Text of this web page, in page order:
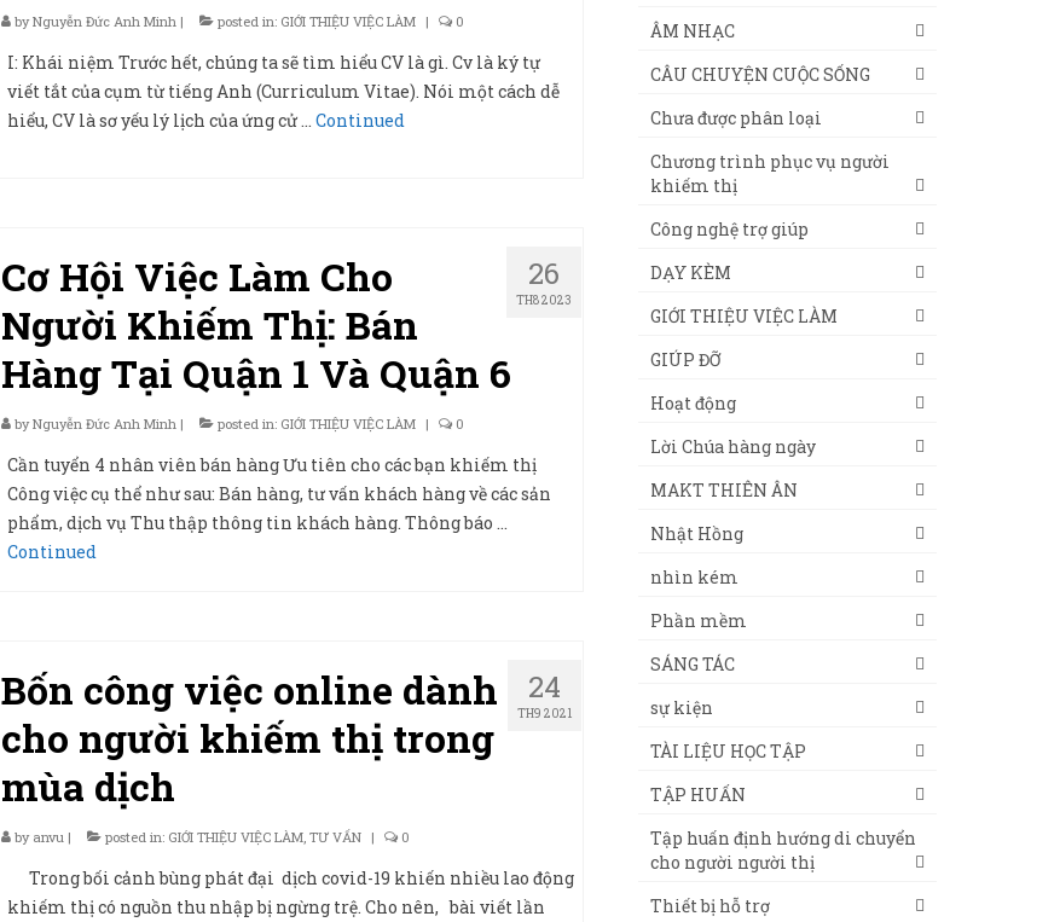
byNguyễn Đức Anh Minh | posted in: GIỚI THIỆU VIỆC LÀM | 0
I: Khái niệm Trước hết, chúng ta sẽ tìm hiểu CV là gì. Cv là ký tự
viết tắt của cụm từ tiếng Anh (Curriculum Vitae). Nói một cách dễ
hiểu, CV là sơ yếu lý lịch của ứng cử … Continued
26
TH8 2023
Cơ Hội Việc Làm Cho
Người Khiếm Thị: Bán
Hàng Tại Quận 1 Và Quận 6
byNguyễn Đức Anh Minh | posted in: GIỚI THIỆU VIỆC LÀM | 0
Cần tuyển 4 nhân viên bán hàng Ưu tiên cho các bạn khiếm thị
Công việc cụ thể như sau: Bán hàng, tư vấn khách hàng về các sản
phẩm, dịch vụ Thu thập thông tin khách hàng. Thông báo …
Continued
24
TH9 2021
Bốn công việc online dành
cho người khiếm thị trong
mùa dịch
by anvu | posted in: GIỚI THIỆU VIỆC LÀM, TƯ VẤN | 0
Trong bối cảnh bùng phát đại dịch covid-19 khiến nhiều lao động
khiếm thị có nguồn thu nhập bị ngừng trệ. Cho nên, bài viết lần
ÂM NHẠC
CÂU CHUYỆN CUỘC SỐNG
Chưa được phân loại
Chương trình phục vụ người
khiếm thị
Công nghệ trợ giúp
DẠY KÈM
GIỚI THIỆU VIỆC LÀM
GIÚP ĐỠ
Hoạt động
Lời Chúa hàng ngày
MAKT THIÊN ÂN
Nhật Hồng
nhìn kém
Phần mềm
SÁNG TÁC
sự kiện
TÀI LIỆU HỌC TẬP
TẬP HUẤN
Tập huấn định hướng di chuyển
cho người người thị
Thiết bị hỗ trợ